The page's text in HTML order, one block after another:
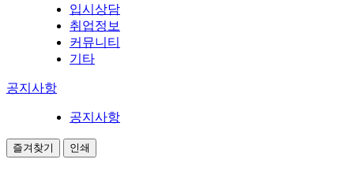
입시상담
취업정보
커뮤니티
기타
공지사항
공지사항
즐겨찾기 인쇄